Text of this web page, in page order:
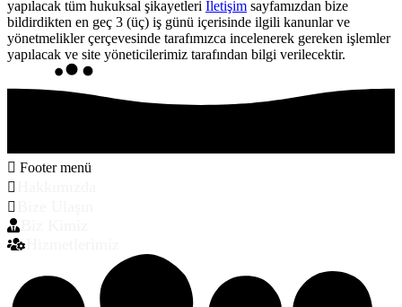
yapılacak tüm hukuksal şikayetleri İletişim sayfamızdan bize
bildirdikten en geç 3 (üç) iş günü içerisinde ilgili kanunlar ve
yönetmelikler çerçevesinde tarafımızca incelenerek gereken işlemler
yapılacak ve site yöneticilerimiz tarafından bilgi verilecektir.
Footer menü